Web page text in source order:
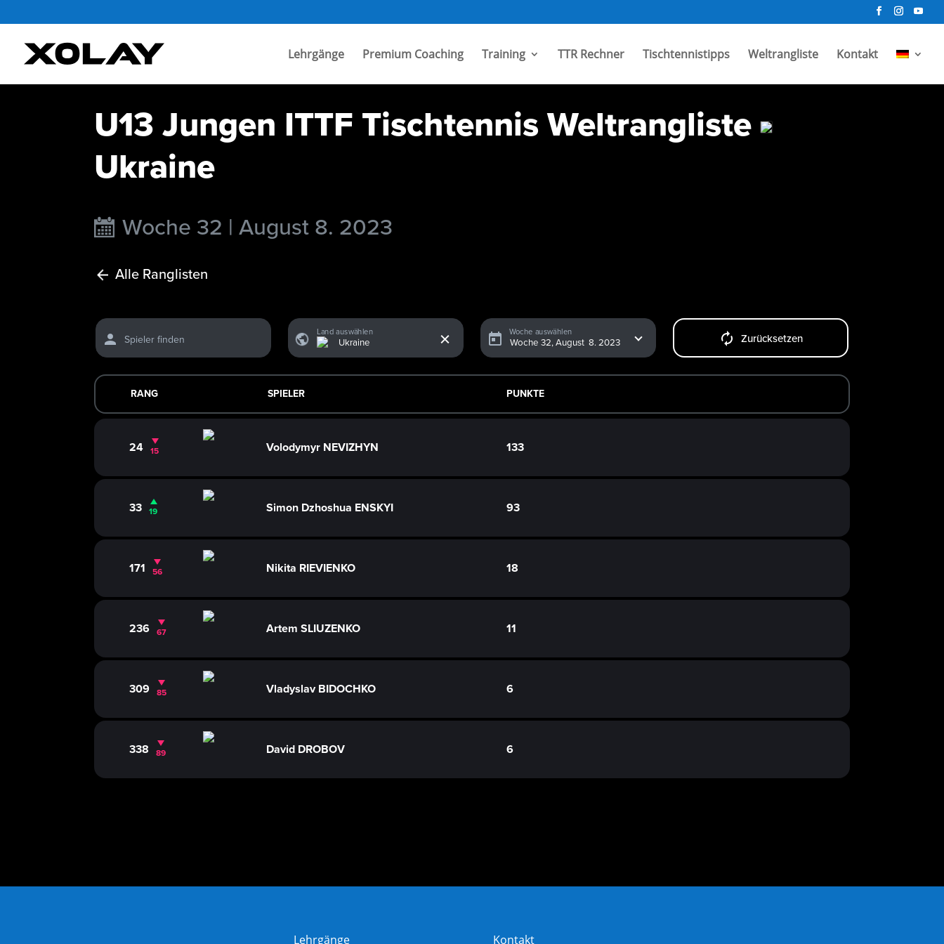
Lehrgänge Premium Coaching Training TTR Rechner Tischtennistipps Weltrangliste Kontakt
U13 Jungen ITTF Tischtennis Weltrangliste
Ukraine
Woche 32 | August 8. 2023
Alle Ranglisten
Spieler finden
Land auswählen Woche auswählen
Zurücksetzen
RANG SPIELER PUNKTE
24 15 Volodymyr NEVIZHYN 133
33 19 Simon Dzhoshua ENSKYI 93
171 56 Nikita RIEVIENKO 18
236 67 Artem SLIUZENKO 11
309 85 Vladyslav BIDOCHKO 6
338 89 David DROBOV 6
Lehrgänge Kontakt